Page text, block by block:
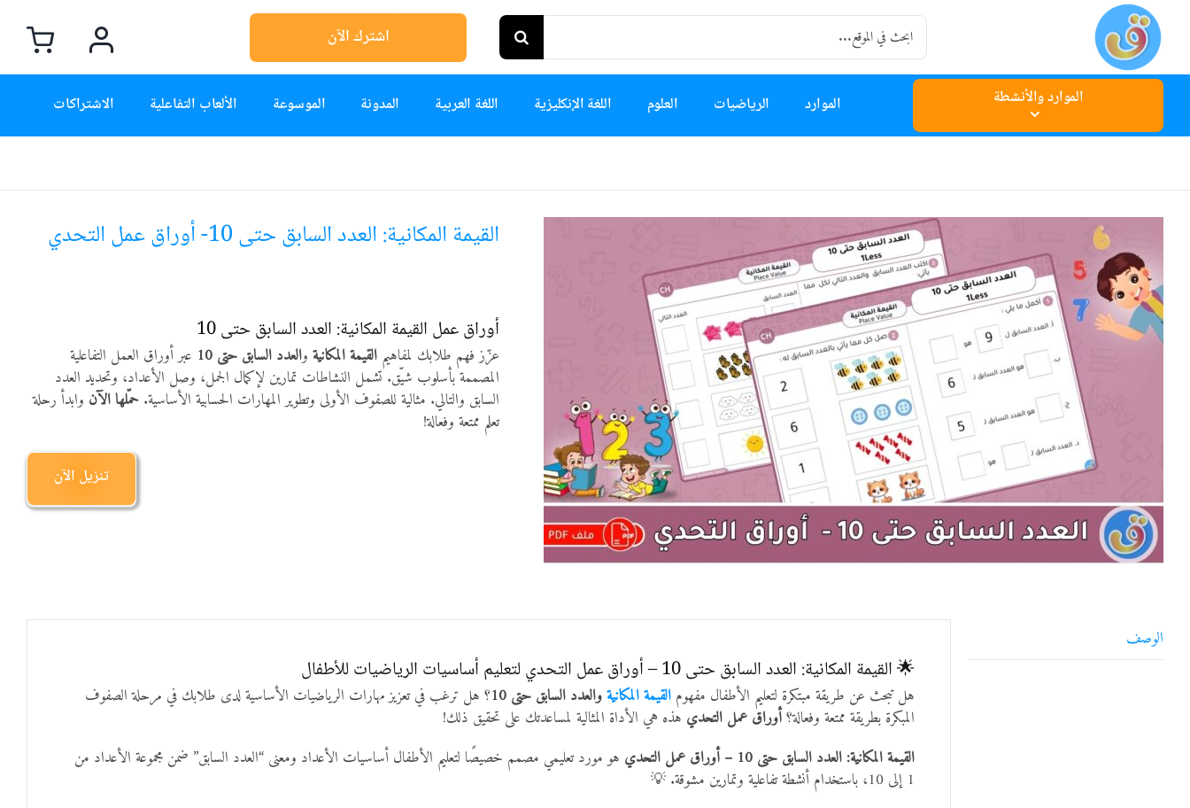
content
Search
for:
اشترك الآن
الموارد والأنشطة الموارد الرياضيات العلوم اللغة الإنكليزية اللغة العربية المدونة الموسوعة الألعاب التفاعلية الاشتراكات
القيمة المكانية: العدد السابق حتى 10- أوراق عمل التحدي
أوراق عمل القيمة المكانية: العدد السابق حتى 10
عزّز فهم طلابك لمفاهيم القيمة المكانية والعدد السابق حتى 10
عبر أوراق العمل التفاعلية
المصممة بأسلوب شيّق. تشمل النشاطات تمارين لإكمال الجمل، وصل الأعداد، وتحديد العدد
السابق والتالي. مثالية للصفوف الأولى وتطوير المهارات الحسابية الأساسية. حمّلها الآن وابدأ رحلة
تعلم ممتعة وفعالة!
تنزيل الآن
الوصف
🌟 القيمة المكانية: العدد السابق حتى 10 – أوراق عمل التحدي لتعليم أساسيات الرياضيات للأطفال
هل تبحث عن طريقة مبتكرة لتعليم الأطفال مفهوم القيمة المكانيةوالعدد السابق حتى 10
؟ هل ترغب في تعزيز مهارات الرياضيات الأساسية لدى طلابك في مرحلة الصفوف
المبكرة بطريقة ممتعة وفعالة؟أوراق عمل التحدي هذه هي الأداة المثالية لمساعدتك على تحقيق ذلك!
القيمة المكانية: العدد السابق حتى 10 – أوراق عمل التحدي
هو مورد تعليمي مصمم خصيصًا لتعليم الأطفال أساسيات الأعداد ومعنى “العدد السابق” ضمن مجموعة الأعداد من
1 إلى 10، باستخدام أنشطة تفاعلية وتمارين مشوقة. 💡